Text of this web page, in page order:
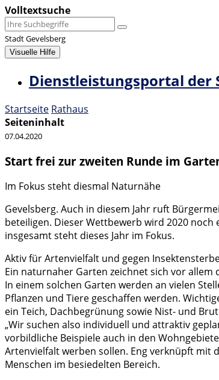
Volltextsuche
Stadt Gevelsberg
Visuelle Hilfe
Dienstleistungsportal der
Startseite Rathaus
Seiteninhalt
07.04.2020
Start frei zur zweiten Runde im
Im Fokus steht diesmal Naturnähe
Gevelsberg. Auch in diesem Jahr ruft
beteiligen. Dieser Wettbewerb wird 2020
insgesamt steht dieses Jahr im Fokus.
Aktiv für Artenvielfalt und gegen
Ein naturnaher Garten zeichnet sich vor
In einem solchen Garten werden an vielen
Pflanzen und Tiere geschaffen werden.
ein Teich, Dachbegrünung sowie Nist- und
„Wir suchen also individuell und attraktiv
vorbildliche Beispiele auch in den
Artenvielfalt werben sollen. Eng verknüpft mit
Menschen im besiedelten Bereich.